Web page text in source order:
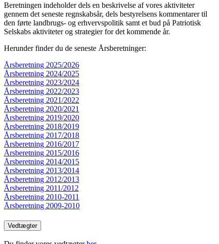
Beretningen indeholder dels en beskrivelse af vores aktiviteter
gennem det seneste regnskabsår, dels bestyrelsens kommentarer til
den førte landbrugs- og erhvervspolitik samt et bud på Patriotisk
Selskabs aktiviteter og strategier for det kommende år.
Herunder finder du de seneste Årsberetninger:
Årsberetning 2025/2026
Årsberetning 2024/2025
Årsberetning 2023/2024
Årsberetning 2022/2023
Årsberetning 2021/2022
Årsberetning 2020/2021
Årsberetning 2019/2020
Årsberetning 2018/2019
Årsberetning 2017/2018
Årsberetning 2016/2017
Årsberetning 2015/2016
Årsberetning 2014/2015
Årsberetning 2013/2014
Årsberetning 2012/2013
Årsberetning 2011/2012
Årsberetning 2010-2011
Årsberetning 2009-2010
Vedtægter